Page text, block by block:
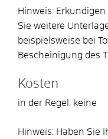
Hinweis:
Sie weitere
beispielsweise bei
Bescheinigung des
Kosten
in der Regel: keine
Hinweis: Haben Sie